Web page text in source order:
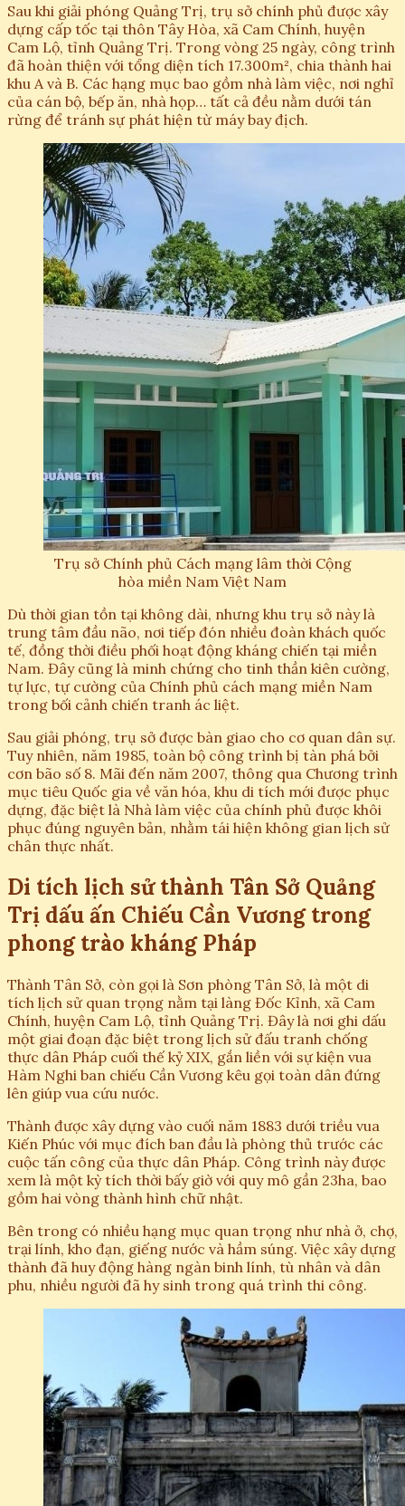
Sau khi giải phóng Quảng Trị, trụ sở chính phủ được xây
dựng cấp tốc tại thôn Tây Hòa, xã Cam Chính, huyện
Cam Lộ, tỉnh Quảng Trị. Trong vòng 25 ngày, công trình
đã hoàn thiện với tổng diện tích 17.300m², chia thành hai
khu A và B. Các hạng mục bao gồm nhà làm việc, nơi nghỉ
của cán bộ, bếp ăn, nhà họp… tất cả đều nằm dưới tán
rừng để tránh sự phát hiện từ máy bay địch.
Trụ sở Chính phủ Cách mạng lâm thời Cộng
hòa miền Nam Việt Nam
Dù thời gian tồn tại không dài, nhưng khu trụ sở này là
trung tâm đầu não, nơi tiếp đón nhiều đoàn khách quốc
tế, đồng thời điều phối hoạt động kháng chiến tại miền
Nam. Đây cũng là minh chứng cho tinh thần kiên cường,
tự lực, tự cường của Chính phủ cách mạng miền Nam
trong bối cảnh chiến tranh ác liệt.
Sau giải phóng, trụ sở được bàn giao cho cơ quan dân sự.
Tuy nhiên, năm 1985, toàn bộ công trình bị tàn phá bởi
cơn bão số 8. Mãi đến năm 2007, thông qua Chương trình
mục tiêu Quốc gia về văn hóa, khu di tích mới được phục
dựng, đặc biệt là Nhà làm việc của chính phủ được khôi
phục đúng nguyên bản, nhằm tái hiện không gian lịch sử
chân thực nhất.
Di tích lịch sử thành Tân Sở Quảng
Trị dấu ấn Chiếu Cần Vương trong
phong trào kháng Pháp
Thành Tân Sở, còn gọi là Sơn phòng Tân Sở, là một di
tích lịch sử quan trọng nằm tại làng Đốc Kỉnh, xã Cam
Chính, huyện Cam Lộ, tỉnh Quảng Trị. Đây là nơi ghi dấu
một giai đoạn đặc biệt trong lịch sử đấu tranh chống
thực dân Pháp cuối thế kỷ XIX, gắn liền với sự kiện vua
Hàm Nghi ban chiếu Cần Vương kêu gọi toàn dân đứng
lên giúp vua cứu nước.
Thành được xây dựng vào cuối năm 1883 dưới triều vua
Kiến Phúc với mục đích ban đầu là phòng thủ trước các
cuộc tấn công của thực dân Pháp. Công trình này được
xem là một kỳ tích thời bấy giờ với quy mô gần 23ha, bao
gồm hai vòng thành hình chữ nhật.
Bên trong có nhiều hạng mục quan trọng như nhà ở, chợ,
trại lính, kho đạn, giếng nước và hầm súng. Việc xây dựng
thành đã huy động hàng ngàn binh lính, tù nhân và dân
phu, nhiều người đã hy sinh trong quá trình thi công.